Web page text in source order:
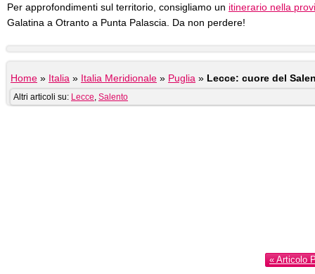
Per approfondimenti sul territorio, consigliamo un itinerario nella
Galatina a Otranto a Punta Palascia. Da non perdere!
Home » Italia » Italia Meridionale » Puglia » Lecce: cuore del
Altri articoli su: Lecce, Salento
« Articolo